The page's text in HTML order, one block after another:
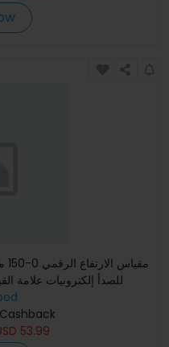
للصدأ إلكترونيات علامة
53.99